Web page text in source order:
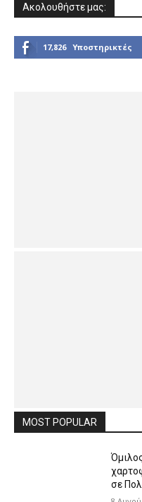
Ακολουθήστε μας:
17,826 Υποστηρικτές
MOST POPULAR
σε